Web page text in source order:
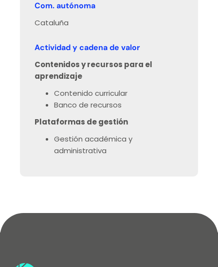
Com. autónoma
Cataluña
Actividad y cadena de valor
Contenidos y recursos para el
aprendizaje
Contenido curricular
Banco de recursos
Plataformas de gestión
Gestión académica y
administrativa